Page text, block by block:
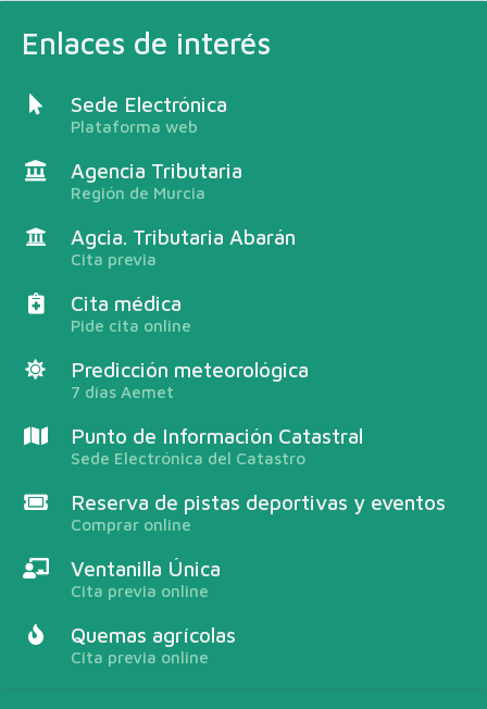
Enlaces de interés
Sede Electrónica
Plataforma web
Agencia Tributaria
Región de Murcia
Agcia. Tributaria Abarán
Cita previa
Cita médica
Pide cita online
Predicción meteorológica
7 días Aemet
Punto de Información Catastral
Sede Electrónica del Catastro
Reserva de pistas deportivas y eventos
Comprar online
Ventanilla Única
Cita previa online
Quemas agrícolas
Cita previa online